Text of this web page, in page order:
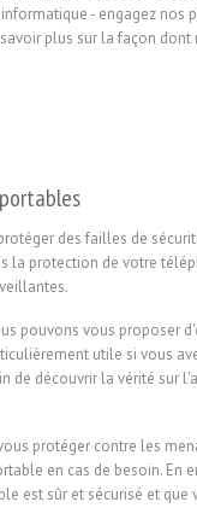
- engagez nos
plus sur la façon
des failles de
la protection de votre
pouvons vous proposer
utile si vous
de découvrir la vérité sur
protéger contre les
en cas de besoin. En
est sûr et sécurisé et que